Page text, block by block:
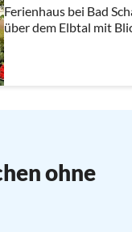
Ferienhaus bei Bad
über dem Elbtal mit
2 Schlafzimmer, bis 5
ohne